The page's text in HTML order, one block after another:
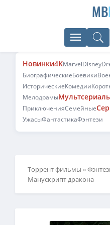
MB
Новинки4KMarvelDisney
БиографическиеБоевики
ИсторическиеКомедии
Мелодрамы
ПриключенияСемейные
УжасыФантастикаФэнтези
Торрент фильмы »
Манускрипт дракона